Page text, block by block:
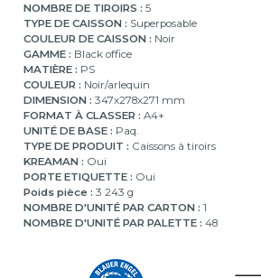
NOMBRE DE TIROIRS : 5
TYPE DE CAISSON : Superposable
COULEUR DE CAISSON : Noir
GAMME : Black office
MATIÈRE : PS
COULEUR : Noir/arlequin
DIMENSION : 347x278x271 mm
FORMAT À CLASSER : A4+
UNITÉ DE BASE : Paq.
TYPE DE PRODUIT : Caissons à tiroirs
KREAMAN : Oui
PORTE ETIQUETTE : Oui
Poids pièce : 3 243 g
NOMBRE D'UNITÉ PAR CARTON : 1
NOMBRE D'UNITÉ PAR PALETTE : 48